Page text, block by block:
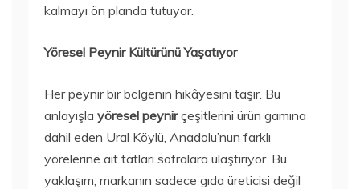
kalmayı ön planda tutuyor.
Yöresel Peynir Kültürünü Yaşatıyor
Her peynir bir bölgenin hikâyesini taşır. Bu
anlayışla yöresel peynirçeşitlerini ürün gamına
dahil eden Ural Köylü, Anadolu’nun farklı
yörelerine ait tatları sofralara ulaştırıyor. Bu
yaklaşım, markanın sadece gıda üreticisi değil